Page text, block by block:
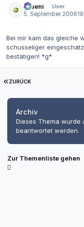
grueni
User
5. September 2006
Bei mir kam das gleiche
schusseliger
bestätigen! *g*
ERSTE SEITE
ZURÜCK
Archiv
Dieses Thema wurde
beantwortet werden.
Zur Themenliste gehen